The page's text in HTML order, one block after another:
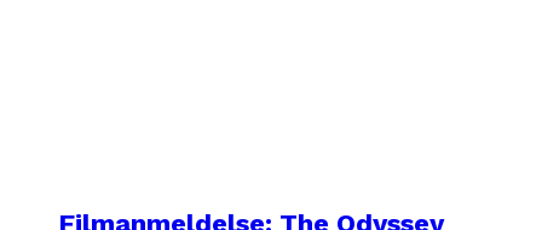
Filmanmeldelse: The Odyssey